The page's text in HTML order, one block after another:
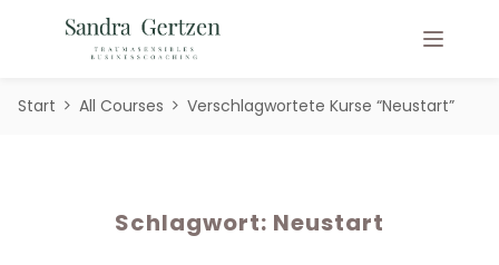
Start All Courses Verschlagwortete Kurse “Neustart”
Schlagwort: Neustart